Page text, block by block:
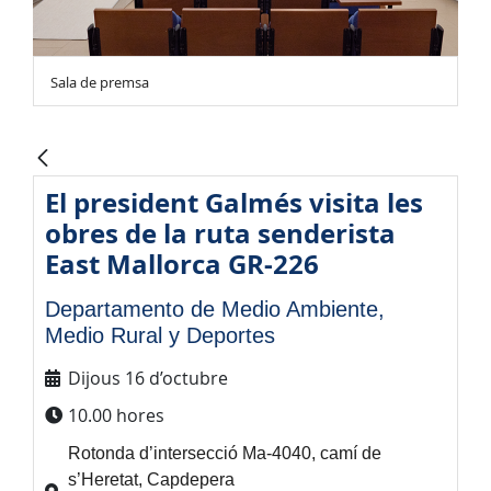
Sala de premsa
El president Galmés visita les
obres de la ruta senderista
East Mallorca GR-226
Departamento de Medio Ambiente,
Medio Rural y Deportes
Dijous 16 d’octubre
10.00 hores
Rotonda d’intersecció Ma-4040, camí de
s’Heretat, Capdepera